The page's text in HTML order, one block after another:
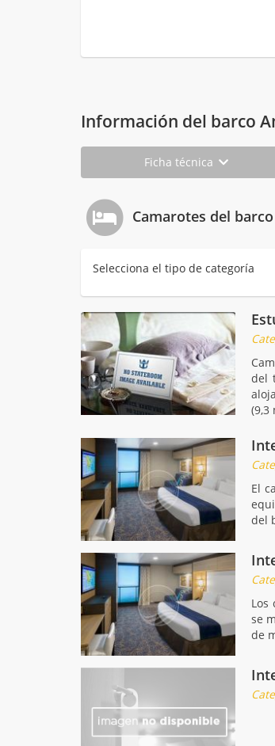
Información del barco
Ficha técnica
Camarotes del
Selecciona el tipo de categoría
del
(9,3
El
del
Los
se
de